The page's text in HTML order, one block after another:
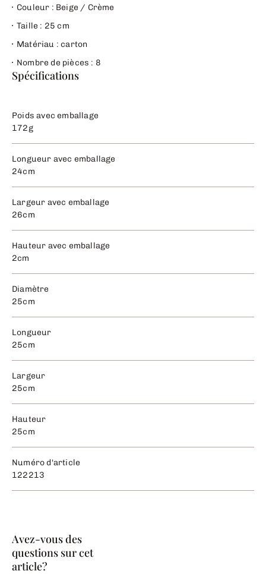
Couleur : Beige / Crème
Taille : 25 cm
Matériau : carton
Nombre de pièces : 8
Spécifications
Poids avec emballage
172g
Longueur avec emballage
24cm
Largeur avec emballage
26cm
Hauteur avec emballage
2cm
Diamètre
25cm
Longueur
25cm
Largeur
25cm
Hauteur
25cm
Numéro d'article
122213
Avez-vous des
questions sur cet
article?